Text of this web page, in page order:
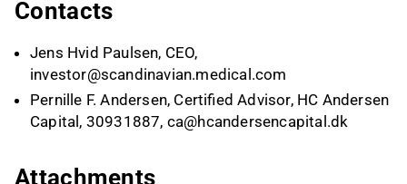
Contacts
Jens Hvid Paulsen, CEO,
investor@scandinavian.medical.com
Pernille F. Andersen, Certified Advisor, HC Andersen
Capital, 30931887, ca@hcandersencapital.dk
Attachments